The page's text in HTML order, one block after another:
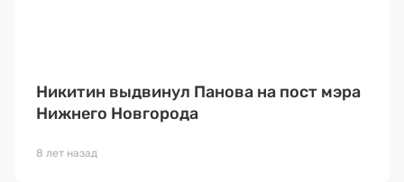
Никитин выдвинул Панова на пост мэра
Нижнего Новгорода
8 лет назад